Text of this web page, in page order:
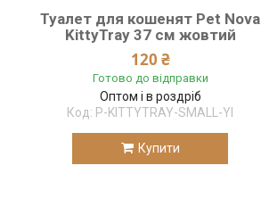
Туалет для кошенят Pet Nova
KittyTray 37 см жовтий
120 ₴
Готово до відправки
Оптом і в роздріб
P-KITTYTRAY-SMALL-Yl
Купити